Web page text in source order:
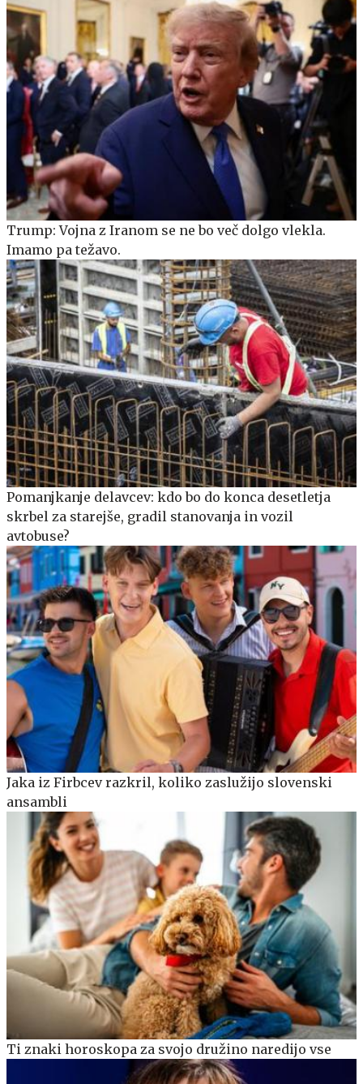
Trump: Vojna z Iranom se ne bo več dolgo vlekla.
Imamo pa težavo.
Pomanjkanje delavcev: kdo bo do konca desetletja
skrbel za starejše, gradil stanovanja in vozil
avtobuse?
Jaka iz Firbcev razkril, koliko zaslužijo slovenski
ansambli
Ti znaki horoskopa za svojo družino naredijo vse